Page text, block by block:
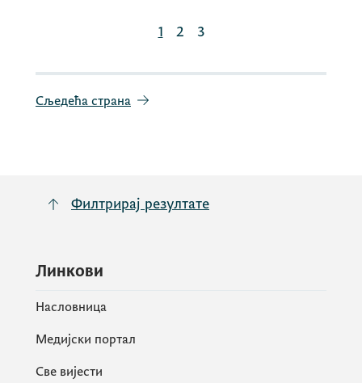
1 2 3
Сљедећа страна
Филтрирај резултате
Линкови
Насловница
Медијски портал
Све вијести